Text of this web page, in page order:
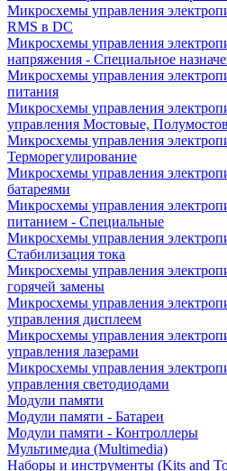
Микросхемы управления
RMS в DC
Микросхемы управления
напряжения - Специальное
Микросхемы управления
питания
Микросхемы управления
управления Мостовые,
Микросхемы управления
Терморегулирование
Микросхемы управления
батареями
Микросхемы управления
питанием - Специальные
Микросхемы управления
Стабилизация тока
Микросхемы управления
горячей замены
Микросхемы управления
управления дисплеем
Микросхемы управления
управления лазерами
Микросхемы управления
управления светодиодами
Модули памяти
Модули памяти - Батареи
Модули памяти - Контроллеры
Мультимедиа (Multimedia)
Наборы и инструменты (Kits and